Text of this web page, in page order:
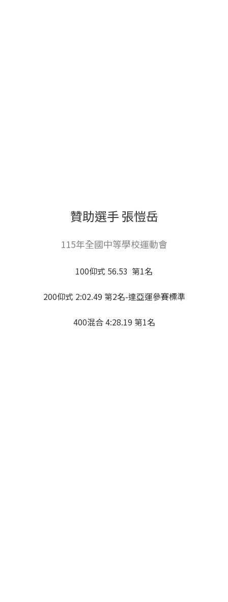
贊助選手 張愷岳
115年全國中等學校運動會
100仰式 56.53 第1名
200仰式 2:02.49 第2名-達亞運參賽標準
400混合 4:28.19 第1名